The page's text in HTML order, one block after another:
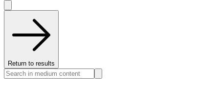
Return to results